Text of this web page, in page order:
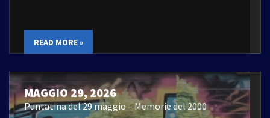
READ MORE »
MAGGIO 29, 2026
Puntatina del 29 maggio – Memorie del 2000